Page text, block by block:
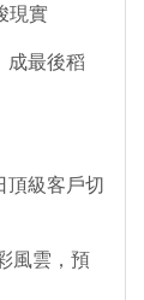
現實
成最後稻
頂級客戶切
風雲，預